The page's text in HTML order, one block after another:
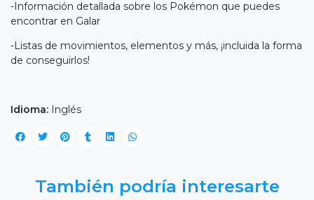
-Información detallada sobre los Pokémon que puedes
encontrar en Galar
-Listas de movimientos, elementos y más, ¡incluida la forma
de conseguirlos!
Idioma: Inglés
También podría interesarte